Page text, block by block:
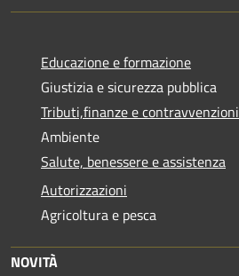
Educazione e formazione
Giustizia e sicurezza pubblica
Tributi,finanze e contravvenzioni
Ambiente
Salute, benessere e assistenza
Autorizzazioni
Agricoltura e pesca
NOVITÀ